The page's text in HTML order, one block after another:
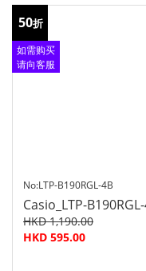
50折
如需购买
请向客服
No:LTP-B190RGL-4B
Casio_LTP-
HKD 1,190.00
HKD 595.00